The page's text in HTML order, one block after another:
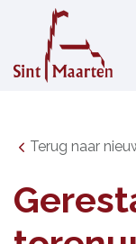
Terug naar